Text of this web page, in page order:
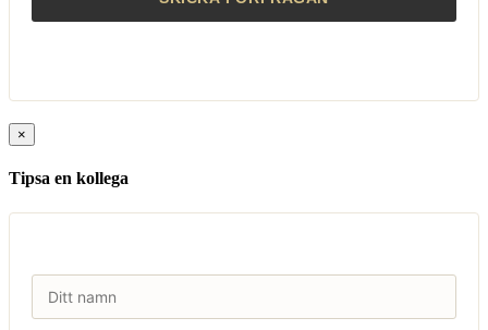
×
Tipsa en kollega